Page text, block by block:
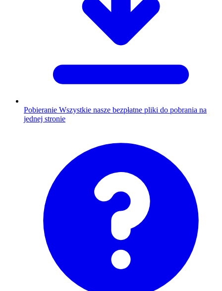
Pobieranie Wszystkie nasze bezpłatne pliki do pobrania na
jednej stronie